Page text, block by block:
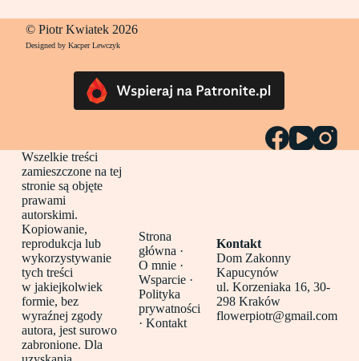
© Piotr Kwiatek 2026
Designed by Kacper Lewczyk
Wszelkie treści
zamieszczone na tej
stronie są objęte
prawami
autorskimi.
Kopiowanie,
reprodukcja lub
wykorzystywanie
tych treści
w jakiejkolwiek
formie, bez
wyraźnej zgody
autora, jest surowo
zabronione. Dla
Strona
główna ·
O mnie ·
Wsparcie ·
Polityka
prywatności
·Kontakt
Kontakt
Dom Zakonny
Kapucynów
ul. Korzeniaka 16, 30-
298 Kraków
flowerpiotr@gmail.com